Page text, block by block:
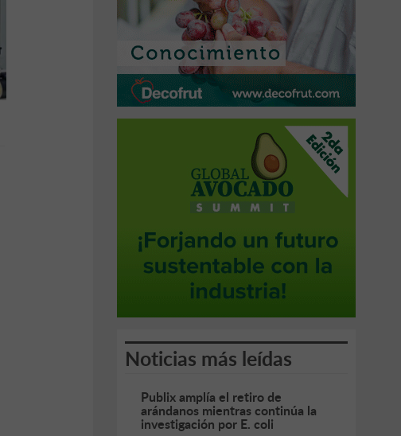
Noticias más leídas
Publix amplía el retiro de
arándanos mientras continúa la
investigación por E. coli